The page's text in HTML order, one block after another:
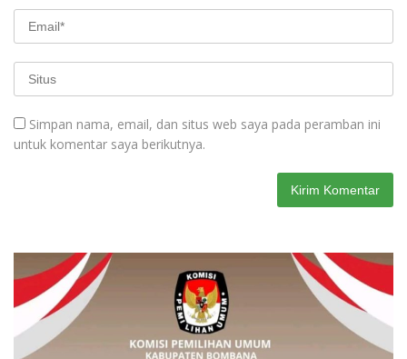
Simpan nama, email, dan situs web saya pada peramban ini
untuk komentar saya berikutnya.